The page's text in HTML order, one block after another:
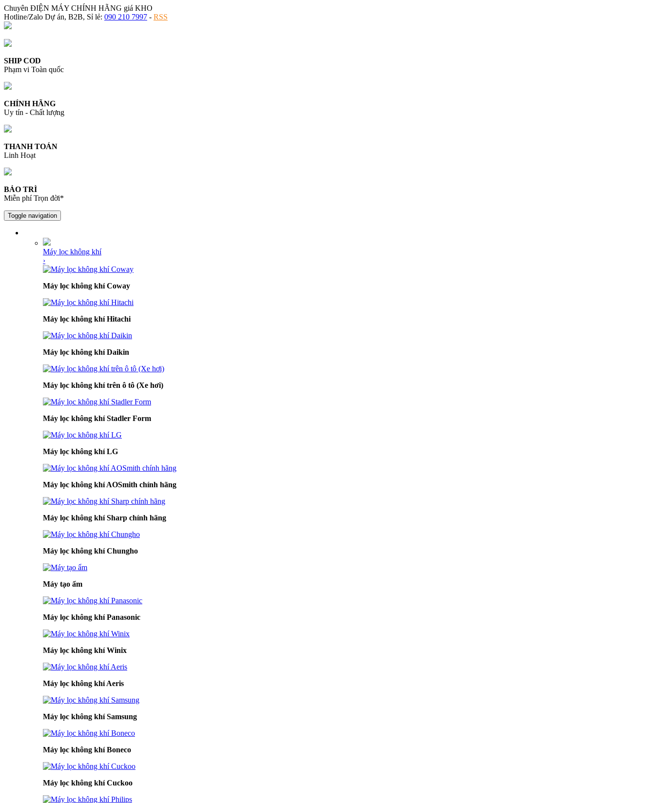
Chuyên ĐIỆN MÁY CHÍNH HÃNG giá KHO
Hotline/Zalo Dự án, B2B, Sỉ lẻ: 090 210 7997 - RSS
SHIP COD
Phạm vi Toàn quốc
CHÍNH HÃNG
Uy tín - Chất lượng
THANH TOÁN
Linh Hoạt
BẢO TRÌ
Miễn phí Trọn đời*
Toggle navigation
Máy lọc không khí
›
Máy lọc không khí Coway
Máy lọc không khí Hitachi
Máy lọc không khí Daikin
Máy lọc không khí trên ô tô (Xe hơi)
Máy lọc không khí Stadler Form
Máy lọc không khí LG
Máy lọc không khí AOSmith chính hãng
Máy lọc không khí Sharp chính hãng
Máy lọc không khí Chungho
Máy tạo ẩm
Máy lọc không khí Panasonic
Máy lọc không khí Winix
Máy lọc không khí Aeris
Máy lọc không khí Samsung
Máy lọc không khí Boneco
Máy lọc không khí Cuckoo